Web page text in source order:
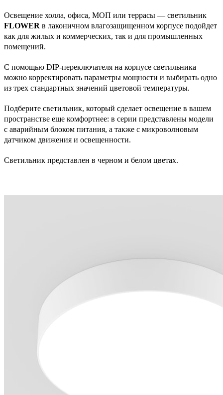
Освещение холла, офиса, МОП или террасы — светильник
FLOWER в лаконичном влагозащищенном корпусе подойдет
как для жилых и коммерческих, так и для промышленных
помещений.
С помощью DIP-переключателя на корпусе светильника
можно корректировать параметры мощности и выбирать одно
из трех стандартных значений цветовой температуры.
Подберите светильник, который сделает освещение в вашем
пространстве еще комфортнее: в серии представлены модели
с аварийным блоком питания, а также с микроволновым
датчиком движения и освещенности.
Светильник представлен в черном и белом цветах.